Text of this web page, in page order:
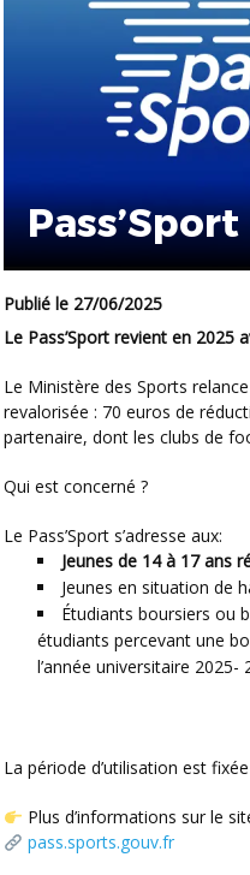
Publié le 27/06/2025
Le Pass’Sport revient en
Le Ministère des Sports relance le Pass’Sport pour la saison 2025, avec une aide financière
revalorisée : 70 euros de
partenaire, dont les clubs de
Qui est concerné ?
Le Pass’Sport s’adresse aux:
Jeunes de 14 à 17 ans
Jeunes en situation de
Étudiants boursiers ou
étudiants percevant une
l’année universitaire 2025-
La période d’utilisation est
Plus d’informations sur le
pass.sports.gouv.fr